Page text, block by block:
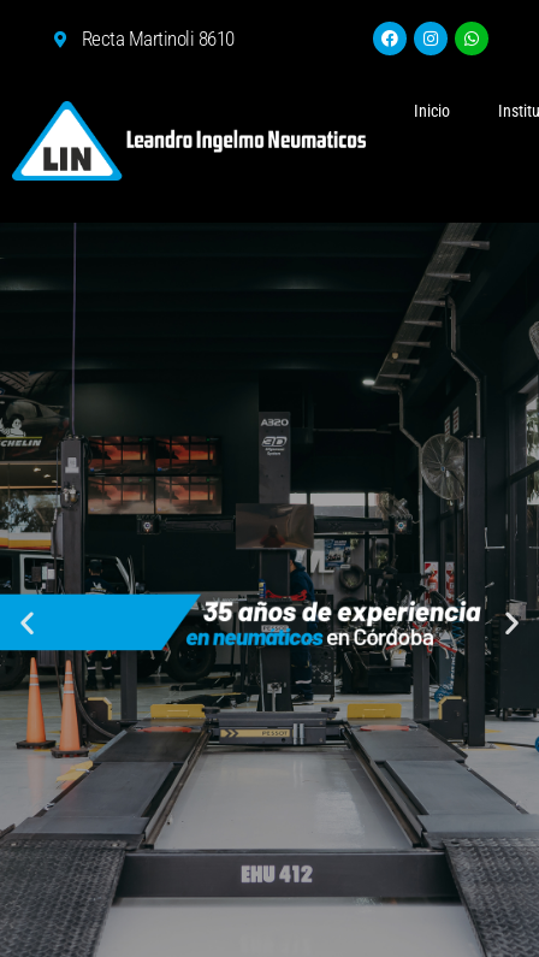
Recta Martinoli 8610
Inicio